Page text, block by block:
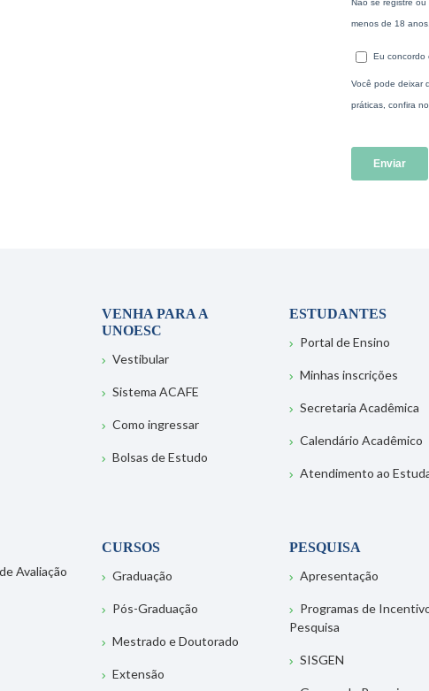
Avaliação
VENHA PARA A
UNOESC
Vestibular
Sistema ACAFE
Como ingressar
Bolsas de Estudo
ESTUDANTES
Portal de Ensino
Minhas inscrições
Secretaria Acadêmica
Calendário Acadêmico
Atendimento ao
CURSOS
Graduação
Pós-Graduação
Mestrado e Doutorado
Extensão
PESQUISA
Apresentação
Programas de
Pesquisa
SISGEN